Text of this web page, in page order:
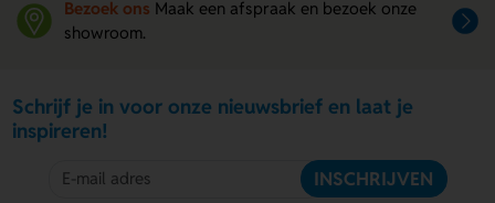
Bezoek ons Maak een afspraak en bezoek onze
showroom.
Schrijf je in voor onze nieuwsbrief en laat je
inspireren!
INSCHRIJVEN